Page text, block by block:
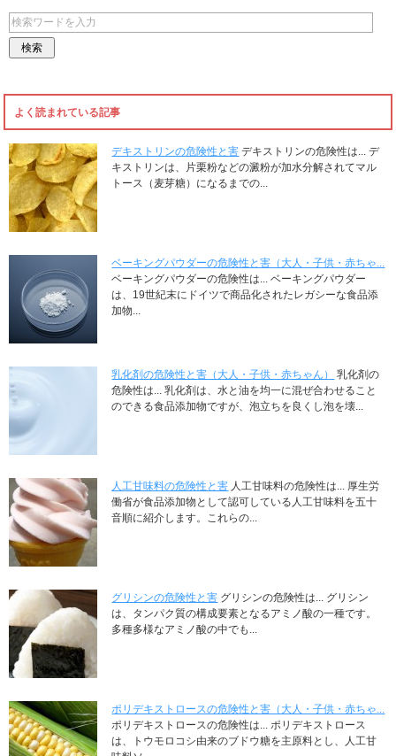
よく読まれている記事
デキストリンの危険性と害 デキストリンの危険性は... デ
キストリンは、片栗粉などの澱粉が加水分解されてマル
トース（麦芽糖）になるまでの...
ベーキングパウダーの危険性と害（大人・子供・赤ちゃ...
ベーキングパウダーの危険性は... ベーキングパウダー
は、19世紀末にドイツで商品化されたレガシーな食品添
加物...
乳化剤の危険性と害（大人・子供・赤ちゃん）
乳化剤の
危険性は... 乳化剤は、水と油を均一に混ぜ合わせること
のできる食品添加物ですが、泡立ちを良くし泡を壊...
人工甘味料の危険性と害 人工甘味料の危険性は... 厚生労
働省が食品添加物として認可している人工甘味料を五十
音順に紹介します。これらの...
グリシンの危険性と害 グリシンの危険性は... グリシン
は、タンパク質の構成要素となるアミノ酸の一種です。
多種多様なアミノ酸の中でも...
ポリデキストロースの危険性と害（大人・子供・赤ちゃ...
ポリデキストロースの危険性は... ポリデキストロース
は、トウモロコシ由来のブドウ糖を主原料とし、人工甘